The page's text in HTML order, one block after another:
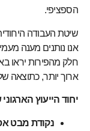
הספציפי.
שיטת העבודה
אנו נותנים מענה
חלק מהפירות יראו
ארוך יותר, כתוצאה
יחוד הייעוץ
נקודת מבט